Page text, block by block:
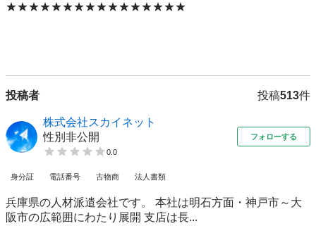
★★★★★★★★★★★★★★★★
投稿者 投稿513件
株式会社スカイネット
性別非公開
0.0
フォローする
身分証 電話番号 古物商 法人書類
兵庫県の人材派遣会社です。 本社は明石方面・神戸市～大
阪市の広範囲にわたり展開 支店は長...